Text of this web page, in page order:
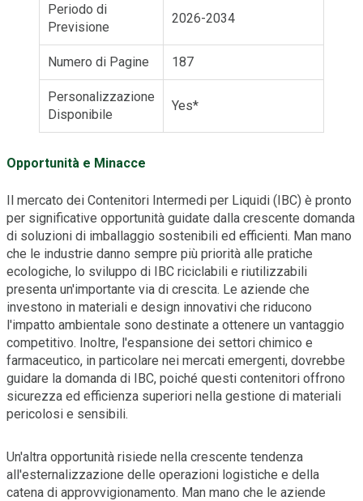
Periodo di
Previsione
2026-2034
Numero di Pagine 187
Personalizzazione
Disponibile
Yes*
Opportunità e Minacce
Il mercato dei Contenitori Intermedi per Liquidi (IBC) è pronto
per significative opportunità guidate dalla crescente domanda
di soluzioni di imballaggio sostenibili ed efficienti. Man mano
che le industrie danno sempre più priorità alle pratiche
ecologiche, lo sviluppo di IBC riciclabili e riutilizzabili
presenta un'importante via di crescita. Le aziende che
investono in materiali e design innovativi che riducono
l'impatto ambientale sono destinate a ottenere un vantaggio
competitivo. Inoltre, l'espansione dei settori chimico e
farmaceutico, in particolare nei mercati emergenti, dovrebbe
guidare la domanda di IBC, poiché questi contenitori offrono
sicurezza ed efficienza superiori nella gestione di materiali
pericolosi e sensibili.
Un'altra opportunità risiede nella crescente tendenza
all'esternalizzazione delle operazioni logistiche e della
catena di approvvigionamento. Man mano che le aziende